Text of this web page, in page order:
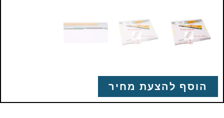
הוסף להצעת מחיר